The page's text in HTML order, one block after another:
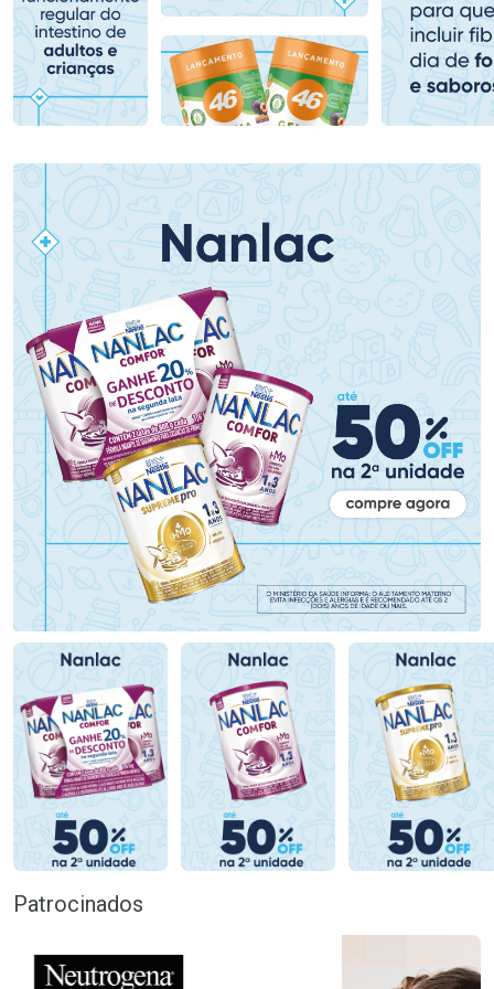
Comprar sem Desconto
Por R$ 153,99/cada
Comprar sem Desconto
Por R$ 153,99/cada
Comprar sem Desconto
Por R$ 107,99/cada
Comprar sem Desconto
Por R$ 107,99/cada
Patrocinados